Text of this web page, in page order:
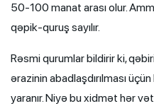
50-100 manat arası olur.
qəpik-quruş sayılır.
Rəsmi qurumlar bildirir ki,
ərazinin abadlaşdırılması
yaranır. Niyə bu xidmət hər